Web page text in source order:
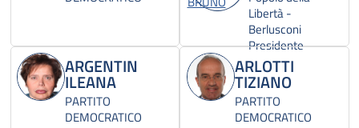
Libertà -
Berlusconi
Presidente
ARGENTIN
ILEANA
PARTITO
DEMOCRATICO
ARLOTTI
TIZIANO
PARTITO
DEMOCRATICO